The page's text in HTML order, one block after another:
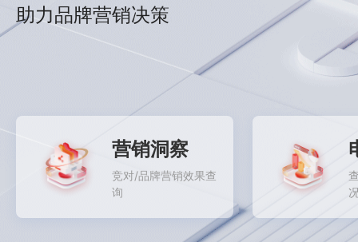
助力品牌营销决策
营销洞察
竞对/品牌营销效果查
询